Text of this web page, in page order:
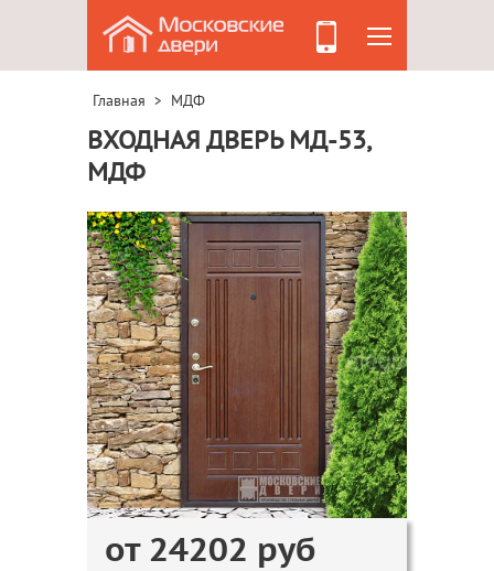
Главная > МДФ
ВХОДНАЯ ДВЕРЬ МД-53,
МДФ
от 24202 руб